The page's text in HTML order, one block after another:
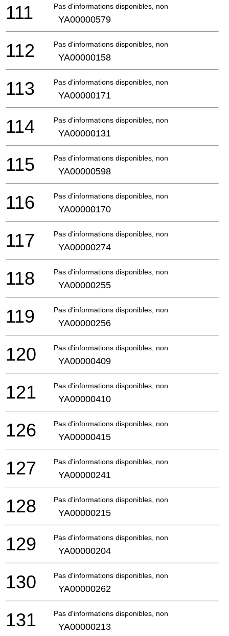
Pas d'informations disponibles, non commandable
111 YA00000579
Pas d'informations disponibles, non commandable
112 YA00000158
Pas d'informations disponibles, non commandable
113 YA00000171
Pas d'informations disponibles, non commandable
114 YA00000131
Pas d'informations disponibles, non commandable
115 YA00000598
Pas d'informations disponibles, non commandable
116 YA00000170
Pas d'informations disponibles, non commandable
117 YA00000274
Pas d'informations disponibles, non commandable
118 YA00000255
Pas d'informations disponibles, non commandable
119 YA00000256
Pas d'informations disponibles, non commandable
120 YA00000409
Pas d'informations disponibles, non commandable
121 YA00000410
Pas d'informations disponibles, non commandable
126 YA00000415
Pas d'informations disponibles, non commandable
127 YA00000241
Pas d'informations disponibles, non commandable
128 YA00000215
Pas d'informations disponibles, non commandable
129 YA00000204
Pas d'informations disponibles, non commandable
130 YA00000262
Pas d'informations disponibles, non commandable
131 YA00000213